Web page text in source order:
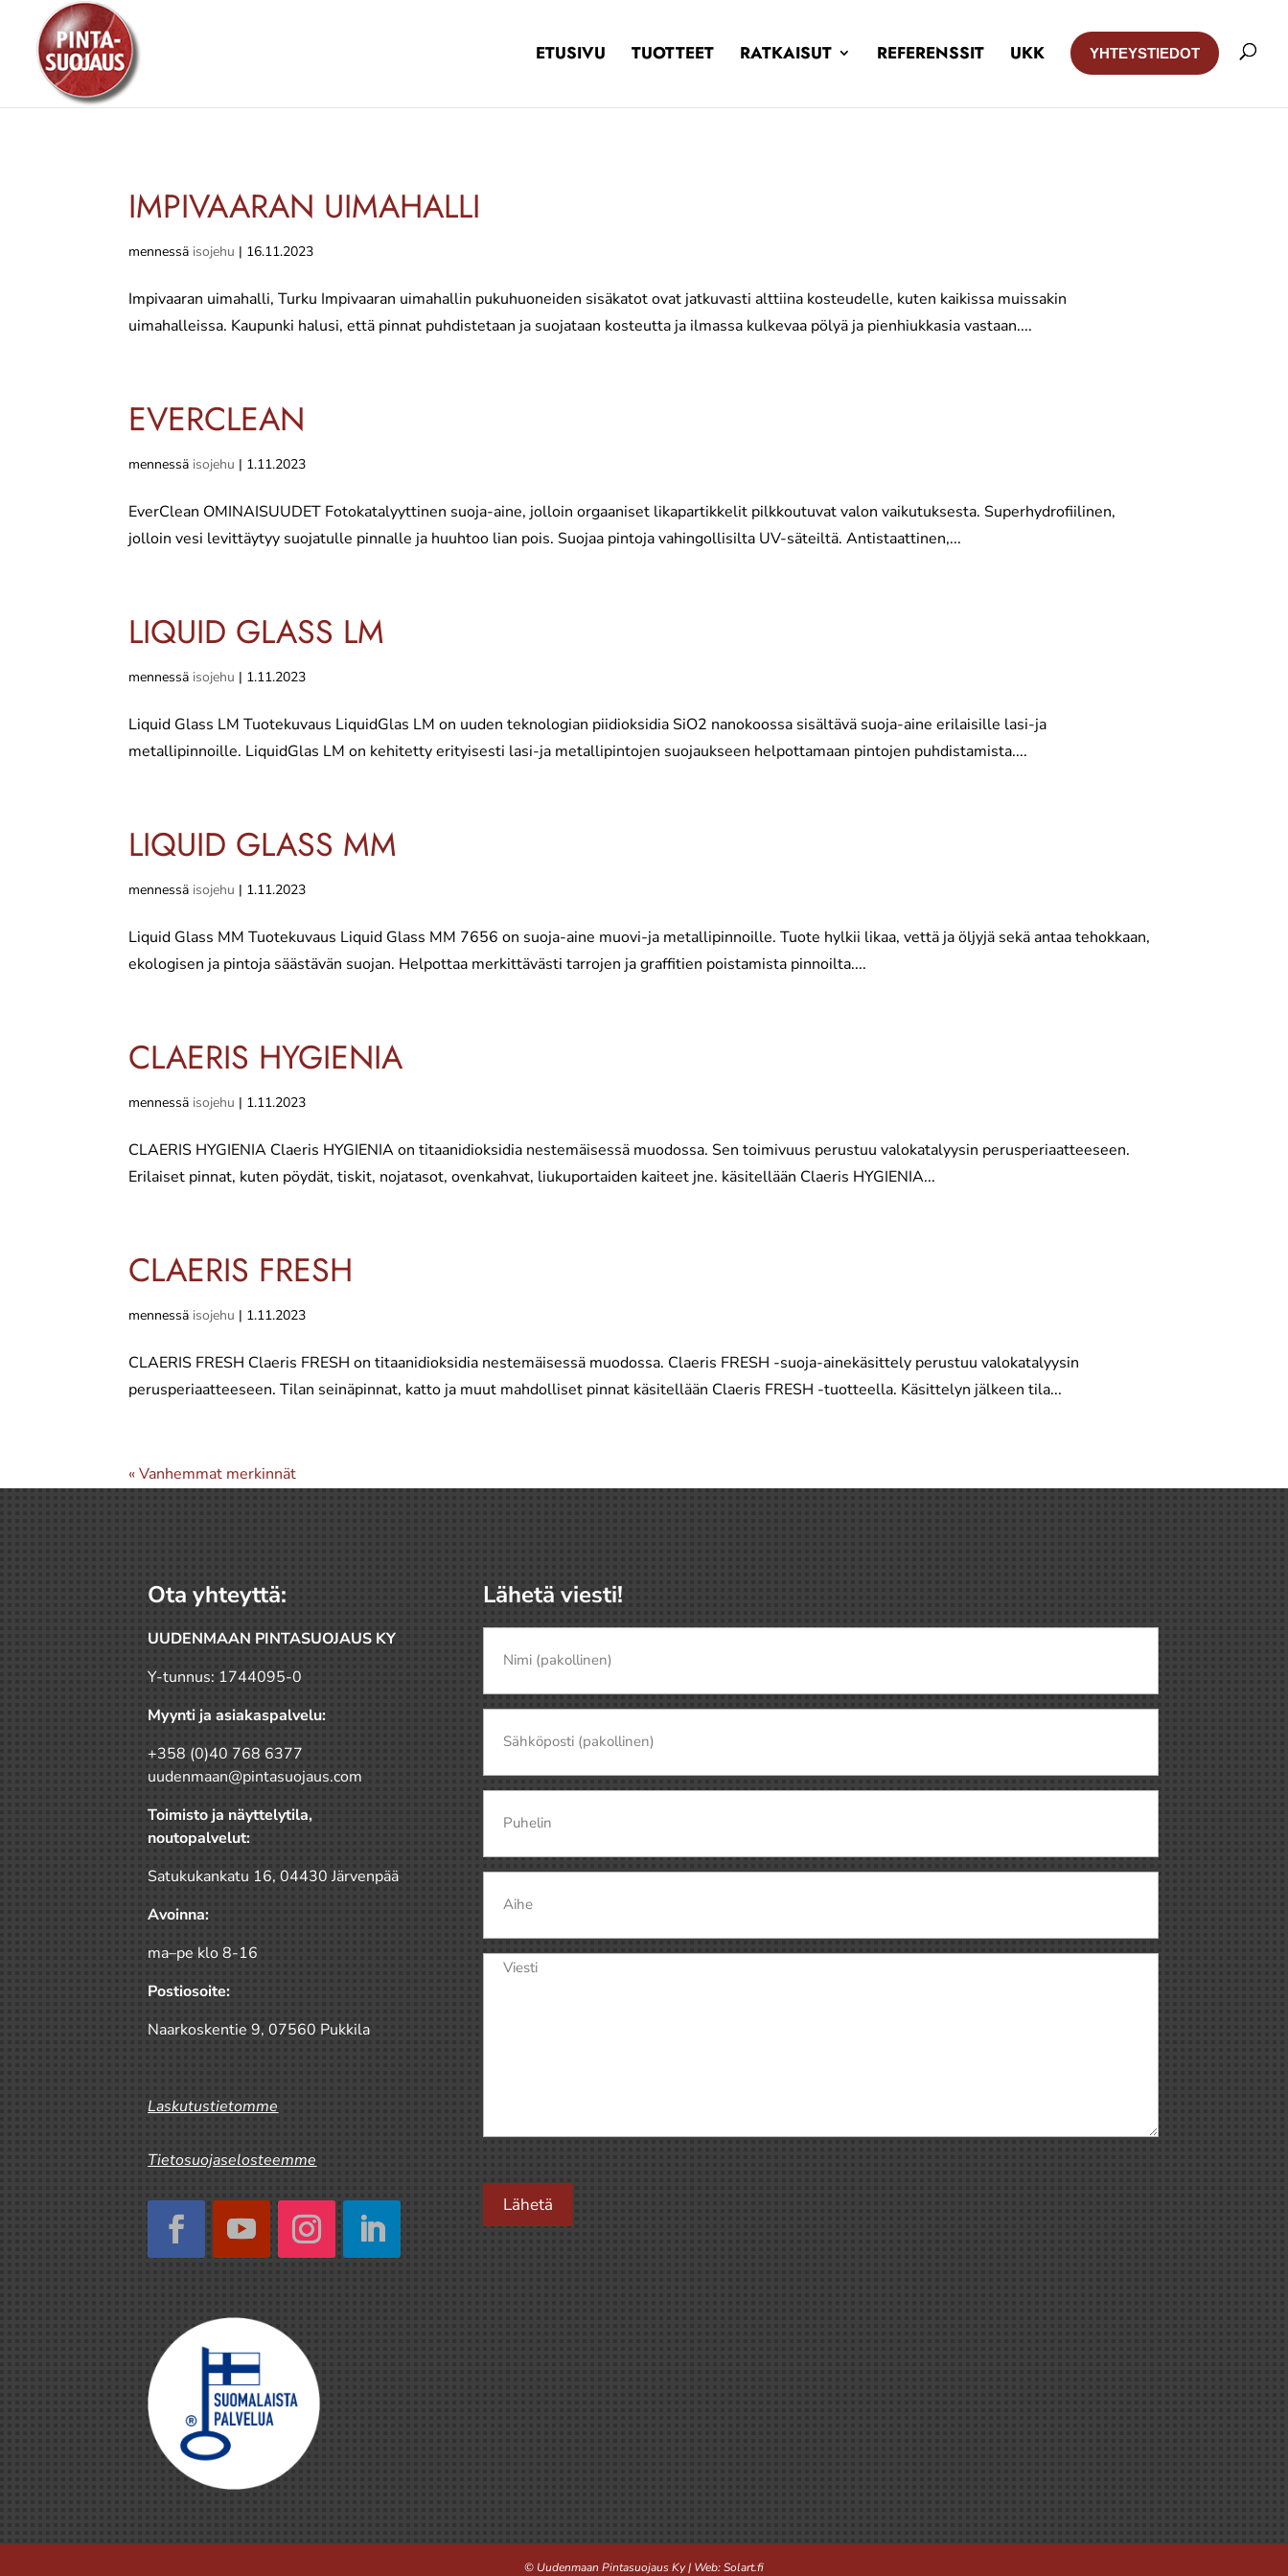
ETUSIVU TUOTTEET RATKAISUT REFERENSSIT UKK YHTEYSTIEDOT
IMPIVAARAN UIMAHALLI
mennessä isojehu | 16.11.2023
Impivaaran uimahalli, Turku Impivaaran uimahallin pukuhuoneiden sisäkatot ovat jatkuvasti alttiina kosteudelle, kuten kaikissa muissakin
uimahalleissa. Kaupunki halusi, että pinnat puhdistetaan ja suojataan kosteutta ja ilmassa kulkevaa pölyä ja pienhiukkasia vastaan....
EVERCLEAN
mennessä isojehu | 1.11.2023
EverClean OMINAISUUDET Fotokatalyyttinen suoja-aine, jolloin orgaaniset likapartikkelit pilkkoutuvat valon vaikutuksesta. Superhydrofiilinen,
jolloin vesi levittäytyy suojatulle pinnalle ja huuhtoo lian pois. Suojaa pintoja vahingollisilta UV-säteiltä. Antistaattinen,...
LIQUID GLASS LM
mennessä isojehu | 1.11.2023
Liquid Glass LM Tuotekuvaus LiquidGlas LM on uuden teknologian piidioksidia SiO2 nanokoossa sisältävä suoja-aine erilaisille lasi-ja
metallipinnoille. LiquidGlas LM on kehitetty erityisesti lasi-ja metallipintojen suojaukseen helpottamaan pintojen puhdistamista....
LIQUID GLASS MM
mennessä isojehu | 1.11.2023
Liquid Glass MM Tuotekuvaus Liquid Glass MM 7656 on suoja-aine muovi-ja metallipinnoille. Tuote hylkii likaa, vettä ja öljyjä sekä antaa tehokkaan,
ekologisen ja pintoja säästävän suojan. Helpottaa merkittävästi tarrojen ja graffitien poistamista pinnoilta....
CLAERIS HYGIENIA
mennessä isojehu | 1.11.2023
CLAERIS HYGIENIA Claeris HYGIENIA on titaanidioksidia nestemäisessä muodossa. Sen toimivuus perustuu valokatalyysin perusperiaatteeseen.
Erilaiset pinnat, kuten pöydät, tiskit, nojatasot, ovenkahvat, liukuportaiden kaiteet jne. käsitellään Claeris HYGIENIA...
CLAERIS FRESH
mennessä isojehu | 1.11.2023
CLAERIS FRESH Claeris FRESH on titaanidioksidia nestemäisessä muodossa. Claeris FRESH -suoja-ainekäsittely perustuu valokatalyysin
perusperiaatteeseen. Tilan seinäpinnat, katto ja muut mahdolliset pinnat käsitellään Claeris FRESH -tuotteella. Käsittelyn jälkeen tila...
« Vanhemmat merkinnät
Ota yhteyttä:
UUDENMAAN PINTASUOJAUS KY
Y-tunnus: 1744095-0
Myynti ja asiakaspalvelu:
+358 (0)40 768 6377
uudenmaan@pintasuojaus.com
Toimisto ja näyttelytila,
noutopalvelut:
Satukukankatu 16, 04430 Järvenpää
Avoinna:
ma–pe klo 8-16
Postiosoite:
Naarkoskentie 9, 07560 Pukkila
Laskutustietomme
Tietosuojaselosteemme
Lähetä viesti!
(pakollinen)
(Pakollinen)
Nimi
Viesti(Pakollinen)
Lähetä
© Uudenmaan Pintasuojaus Ky | Web:Solart.fi